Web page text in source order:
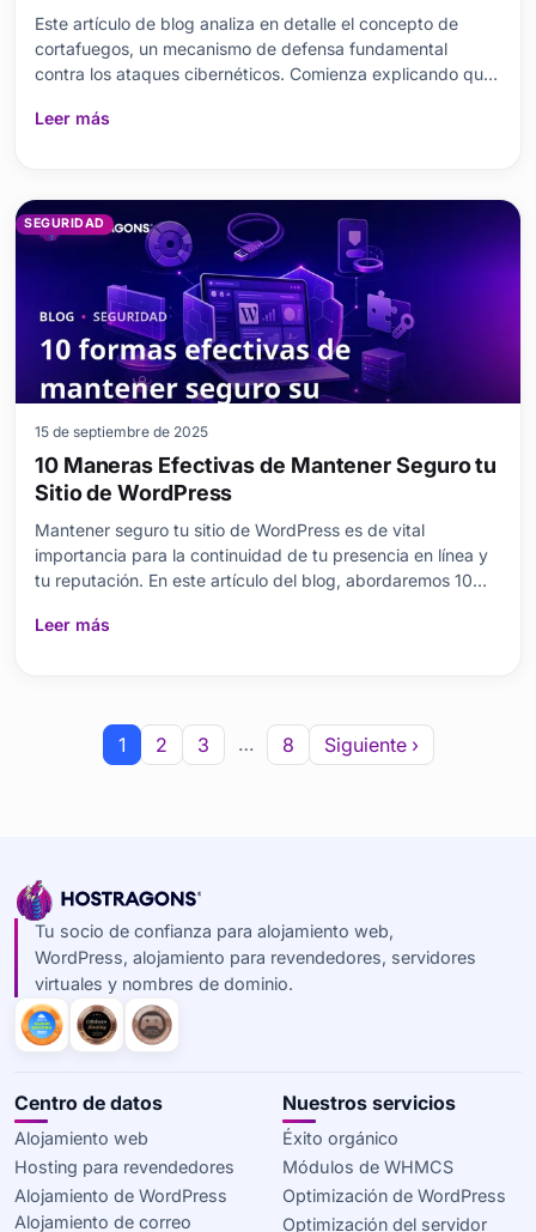
Este artículo de blog analiza en detalle el concepto de
cortafuegos, un mecanismo de defensa fundamental
contra los ataques cibernéticos. Comienza explicando qué
comunes de ataques cibernéticos. Luego, ayuda a
Leer más
SEGURIDAD
15 de septiembre de 2025
10 Maneras Efectivas de Mantener Seguro tu
Sitio de WordPress
Mantener seguro tu sitio de WordPress es de vital
importancia para la continuidad de tu presencia en línea y
tu reputación. En este artículo del blog, abordaremos 10
Hablaremos de la necesidad de complementos de
Leer más
1 2 3 … 8 Siguiente ›
Tu socio de confianza para alojamiento web,
WordPress, alojamiento para revendedores, servidores
virtuales y nombres de dominio.
Centro de datos
Alojamiento web
Hosting para revendedores
Alojamiento de WordPress
Alojamiento de correo
Nuestros servicios
Éxito orgánico
Módulos de WHMCS
Optimización de WordPress
Optimización del servidor